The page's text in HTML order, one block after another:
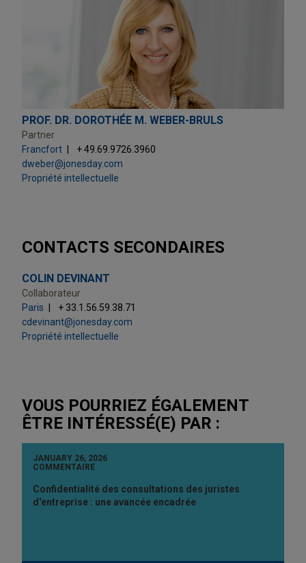
PROF. DR. DOROTHÉE M. WEBER-BRULS
Partner
Francfort
+ 49.69.9726.3960
dweber@jonesday.com
Propriété intellectuelle
CONTACTS SECONDAIRES
COLIN DEVINANT
Collaborateur
Paris
+ 33.1.56.59.38.71
cdevinant@jonesday.com
Propriété intellectuelle
VOUS POURRIEZ ÉGALEMENT
ÊTRE INTÉRESSÉ(E) PAR :
JANUARY 26, 2026
COMMENTAIRE
Confidentialité des consultations des juristes
d'entreprise : une avancée encadrée